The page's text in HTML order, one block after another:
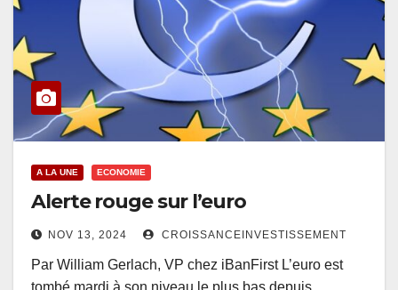
A LA UNE ECONOMIE
Alerte rouge sur l’euro
NOV 13, 2024 CROISSANCEINVESTISSEMENT
Par William Gerlach, VP chez iBanFirst L’euro est